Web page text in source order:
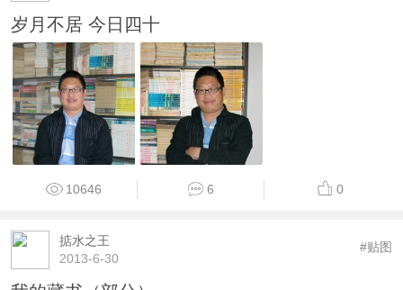
岁月不居 今日四十
10646 6 0
掂水之王
2013-6-30
#贴图